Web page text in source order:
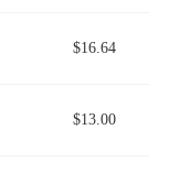
$16.64
$13.00